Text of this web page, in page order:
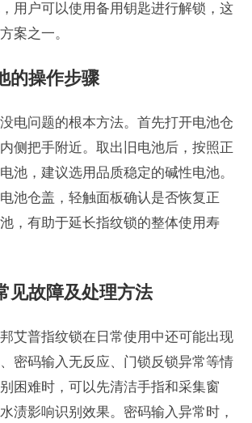
用户可以使用备用钥匙进行解锁，这
案之一。
的操作步骤
电问题的根本方法。首先打开电池仓
侧把手附近。取出旧电池后，按照正
池，建议选用品质稳定的碱性电池。
池仓盖，轻触面板确认是否恢复正
，有助于延长指纹锁的整体使用寿
见故障及处理方法
艾普指纹锁在日常使用中还可能出现
密码输入无反应、门锁反锁异常等情
困难时，可以先清洁手指和采集窗
渍影响识别效果。密码输入异常时，